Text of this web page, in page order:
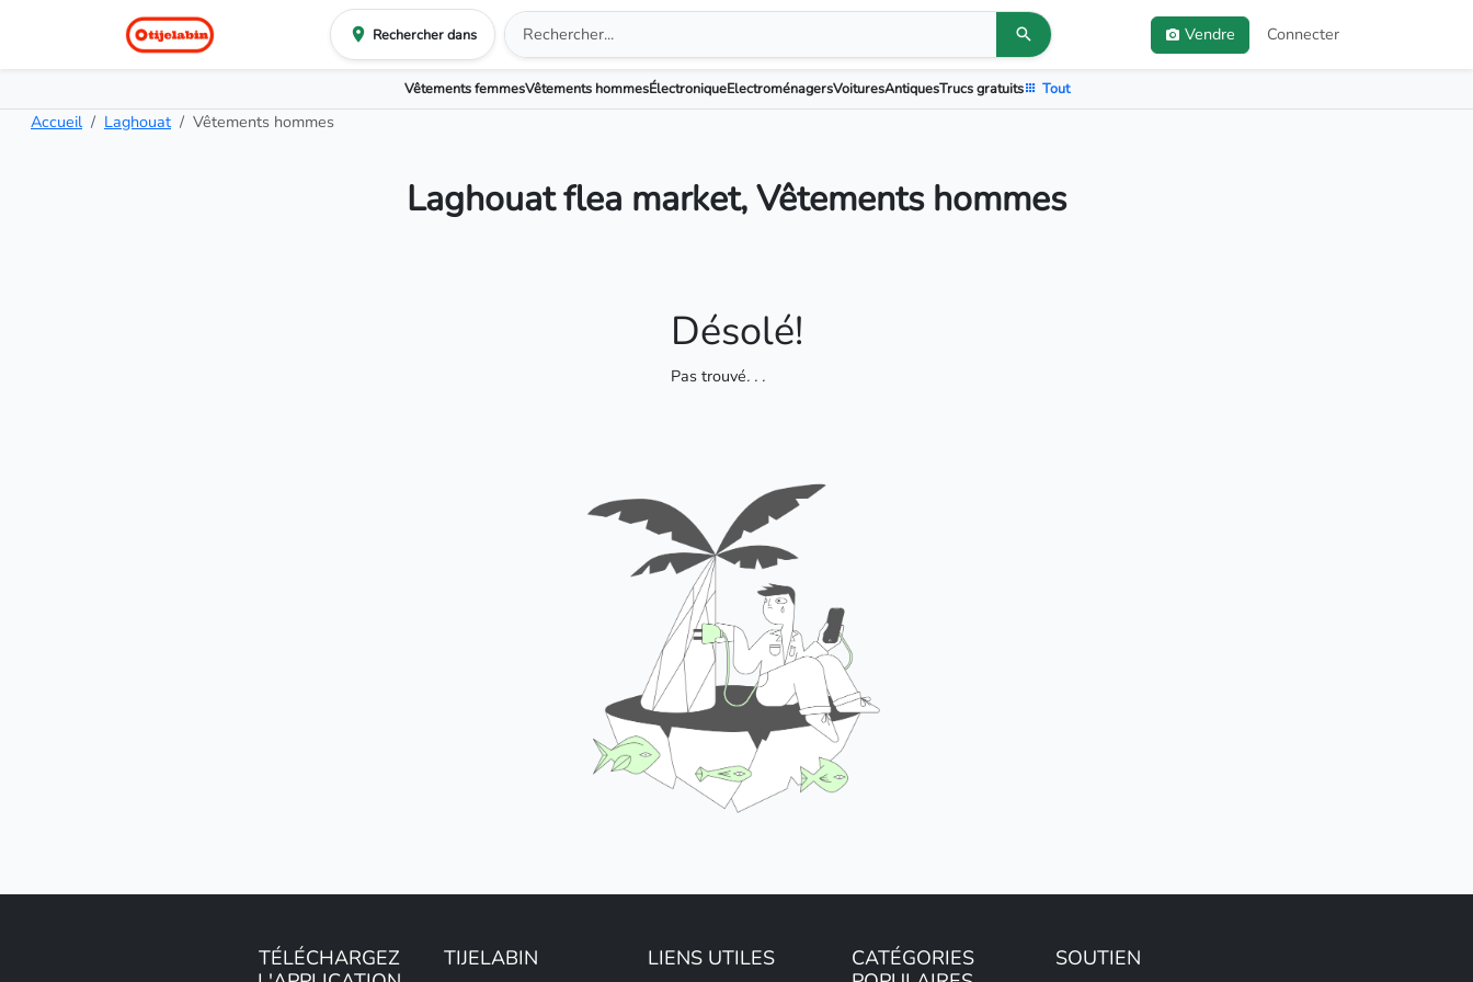
Rechercher dans Vendre Connecter
Vêtements femmesVêtements hommesÉlectroniqueElectroménagersVoituresAntiquesTrucs gratuits Tout
Accueil Laghouat Vêtements hommes
Laghouat flea market, Vêtements hommes
Désolé!
Pas trouvé. . .
TÉLÉCHARGEZ
TIJELABIN LIENS UTILES
CATÉGORIES
SOUTIEN